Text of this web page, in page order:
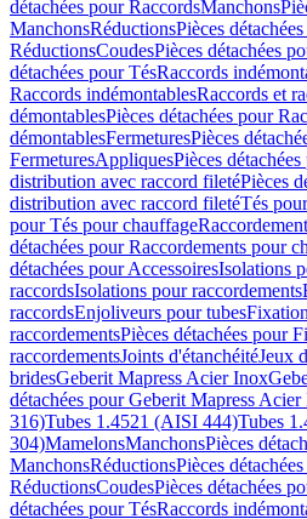
détachées pour RaccordsManchons
ManchonsRéductionsPièces
RéductionsCoudesPièces détachées
détachées pour TésRaccords
Raccords indémontablesRaccords et
démontablesPièces détachées pour
démontablesFermeturesPièces
FermeturesAppliquesPièces
distribution avec raccord filetéPièces
distribution avec raccord filetéTés
pour Tés pour chauffage
détachées pour Raccordements pour
détachées pour AccessoiresIsolations
raccordsIsolations pour raccordements
raccordsEnjoliveurs pour tubes
raccordementsPièces détachées pour
raccordementsJoints d'étanchéitéJeux
bridesGeberit Mapress Acier Inox
détachées pour Geberit Mapress
316)Tubes 1.4521 (AISI 444)Tubes
304)MamelonsManchonsPièces
ManchonsRéductionsPièces
RéductionsCoudesPièces détachées
détachées pour TésRaccords